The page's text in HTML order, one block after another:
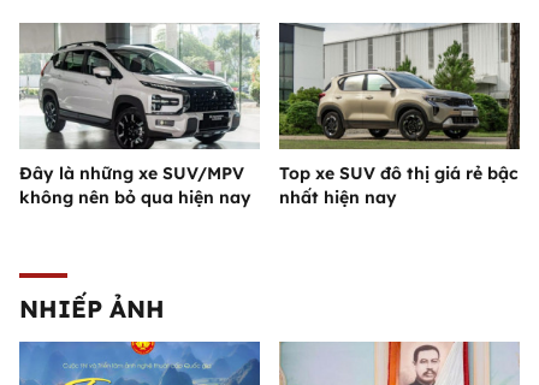
Đây là những xe SUV/MPV
không nên bỏ qua hiện nay
Top xe SUV đô thị giá rẻ bậc
nhất hiện nay
NHIẾP ẢNH